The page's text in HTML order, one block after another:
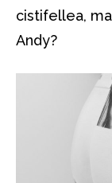
cistifellea,
Andy?